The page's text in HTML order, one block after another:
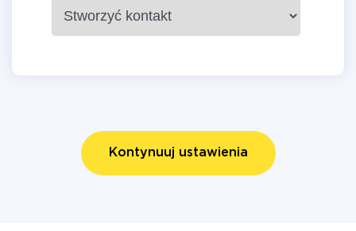
Kontynuuj ustawienia